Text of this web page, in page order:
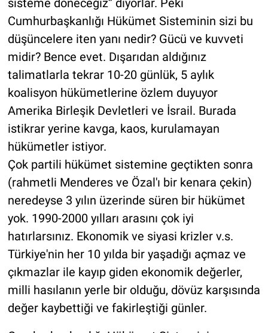
Cumhurbaşkanlığı Hükümet Sisteminin sizi bu
düşüncelere iten yanı nedir? Gücü ve kuvveti
midir? Bence evet. Dışarıdan aldığınız
talimatlarla tekrar 10-20 günlük, 5 aylık
koalisyon hükümetlerine özlem duyuyor
Amerika Birleşik Devletleri ve İsrail. Burada
istikrar yerine kavga, kaos, kurulamayan
hükümetler istiyor.
Çok partili hükümet sistemine geçtikten sonra
(rahmetli Menderes ve Özal'ı bir kenara çekin)
neredeyse 3 yılın üzerinde süren bir hükümet
yok. 1990-2000 yılları arasını çok iyi
hatırlarsınız. Ekonomik ve siyasi krizler v.s.
Türkiye'nin her 10 yılda bir yaşadığı açmaz ve
çıkmazlar ile kayıp giden ekonomik değerler,
milli hasılanın yerle bir olduğu, dövüz karşısında
değer kaybettiği ve fakirleştiği günler.